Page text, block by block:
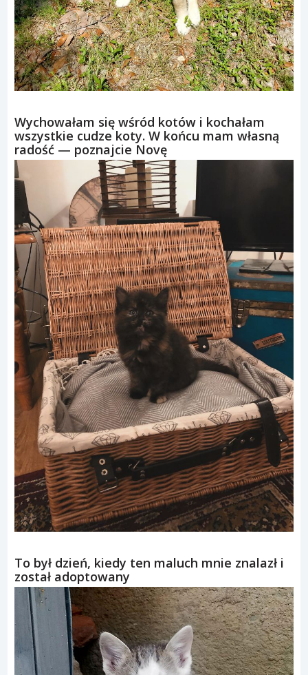
Wychowałam się wśród kotów i kochałam
wszystkie cudze koty. W końcu mam własną
radość — poznajcie Novę
To był dzień, kiedy ten maluch mnie znalazł i
został adoptowany